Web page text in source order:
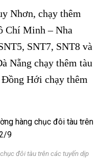
Nhơn, chạy thêm
Chí Minh – Nha
SNT7, SNT8 và
Nẵng chạy thêm tàu
Hới chạy thêm
đôi tàu trên các tuyến dịp